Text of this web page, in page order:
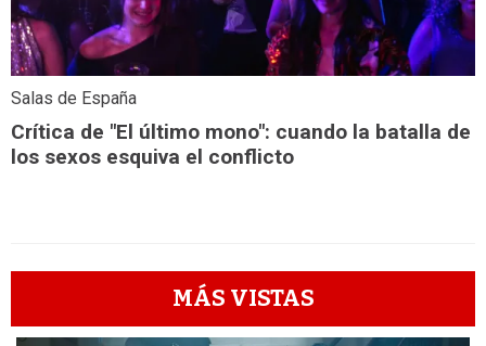
Salas de España
Crítica de "El último mono": cuando la batalla de
los sexos esquiva el conflicto
MÁS VISTAS